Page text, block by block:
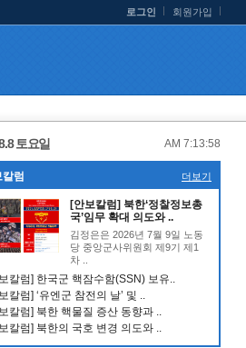
로그인 회원가입
토요일 AM 7:13:59
칼럼 더보기
[안보칼럼] 북한‘정찰정보총
국’임무 확대 의도와 ..
김정은은 2026년 7월 9일 노동
당 중앙군사위원회 제9기 제1
차 ..
칼럼] 한국군 핵잠수함(SSN) 보유..
칼럼] ‘유엔군 참전의 날’ 및 ..
칼럼] 북한 핵물질 증산 동향과 ..
칼럼] 북한의 국호 변경 의도와 ..